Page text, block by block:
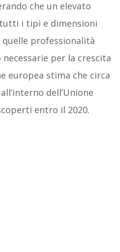
che un elevato
i tipi e dimensioni
professionalità
per la crescita
europea stima che circa
dell’Unione
entro il 2020.